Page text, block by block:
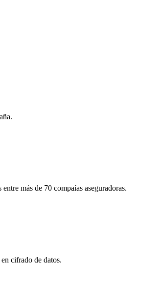
más de 70 compaías aseguradoras.
cifrado de datos.